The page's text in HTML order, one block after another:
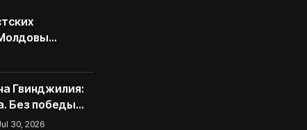
Гвинджилия:
Без победы
спасется
30, 2026